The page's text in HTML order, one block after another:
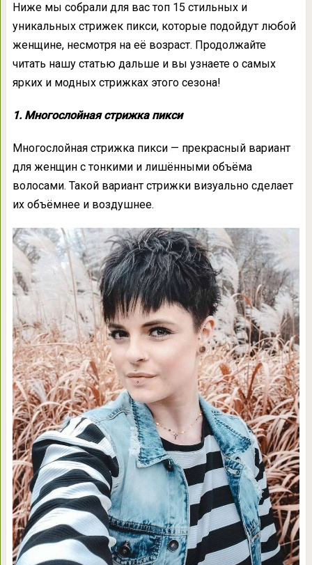
Ниже мы собрали для вас топ 15 стильных и
уникальных стрижек пикси, которые подойдут любой
женщине, несмотря на её возраст. Продолжайте
читать нашу статью дальше и вы узнаете о самых
ярких и модных стрижках этого сезона!
1. Многослойная стрижка пикси
Многослойная стрижка пикси — прекрасный вариант
для женщин с тонкими и лишёнными объёма
волосами. Такой вариант стрижки визуально сделает
их объёмнее и воздушнее.